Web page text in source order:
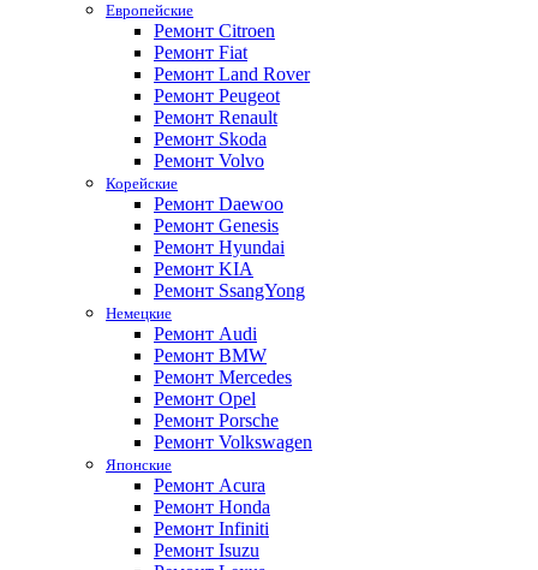
Европейские
Ремонт Citroen
Ремонт Fiat
Ремонт Land Rover
Ремонт Peugeot
Ремонт Renault
Ремонт Skoda
Ремонт Volvo
Корейские
Ремонт Daewoo
Ремонт Genesis
Ремонт Hyundai
Ремонт KIA
Ремонт SsangYong
Немецкие
Ремонт Audi
Ремонт BMW
Ремонт Mercedes
Ремонт Opel
Ремонт Porsche
Ремонт Volkswagen
Японские
Ремонт Acura
Ремонт Honda
Ремонт Infiniti
Ремонт Isuzu